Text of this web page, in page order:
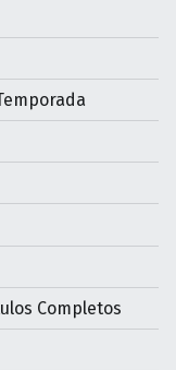
Completos